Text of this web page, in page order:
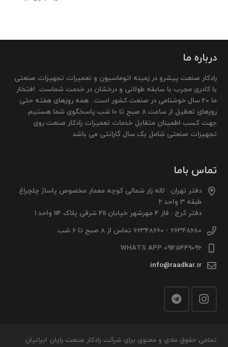
درباره ما
رادکار صنعت پیشرو در زمینه اتوماسیون و تعمیرات تجهیزات صنعتی
با کادری مجرب با سابقه طولانی و درخشان در خدمت شماست. افتخار
ما 20 سال خوشنامی در صنعت کشور است. همه روزهای هفته حتی
روزهای تعطیل از ساعت 8 صبح تا 10 شب پاسخگوی شما هستیم.
جهت کسب اطمینان متقابل خدمات تعمیرات رادکار صنعت روی
تجهیزات صنعتی شامل یک سال گارانتی می باشد.
تماس باما
دفتر تهران : لاله زار شمالی کوچه معمار مخصوص پاساژ چلچراغ
طبقه 3 واحد 2
دفتر کرج : فاز 4 مهرشهر خیابان 411 شرقی پلاک 114 واحد 1
66348680 - 66348660 تماس از 8 صبح تا 6 شب
09125449096 WHATS APP
info@raadkar.ir
تمامی حقوق مادی و معنوی برای شرکت رادکار صنعت رایان ایرانیان